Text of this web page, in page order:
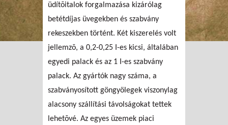
üdítõitalok forgalmazása kizárólag
betétdíjas üvegekben és szabvány
rekeszekben történt. Két kiszerelés volt
jellemzõ, a 0,2-0,25 I-es kicsi, általában
egyedi palack és az 1 I-es szabvány
palack. Az gyártók nagy száma, a
szabványosított göngyölegek viszonylag
alacsony szállítási távolságokat tettek
lehetõvé. Az egyes üzemek piaci